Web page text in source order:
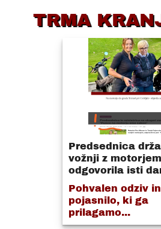
TRMA
Predsednica
vožnji z
odgovorila isti
Pohvalen odziv in
pojasnilo, ki ga
prilagamo...